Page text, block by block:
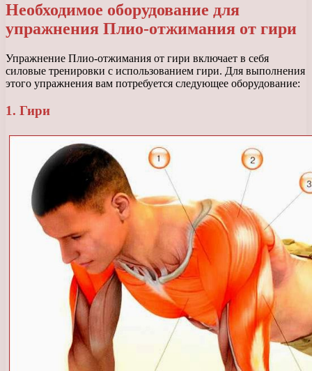
Необходимое оборудование для
упражнения Плио-отжимания от гири
Упражнение Плио-отжимания от гири включает в себя
силовые тренировки с использованием гири. Для выполнения
этого упражнения вам потребуется следующее оборудование:
1. Гири